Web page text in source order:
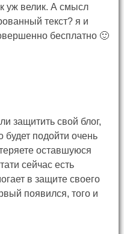
уж велик. А смысл
текст? я и
бесплатно 🙂
защитить свой блог,
будет подойти очень
оставшуюся
сейчас есть
в защите своего
появился, того и